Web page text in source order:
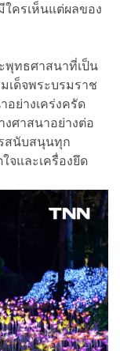
ครเห็นแต่ผลของ
ทธศาสนาที่เป็น
เด็จพระบรมราช
ย่างเคร่งครัด
ศาสนาอย่างต่อ
สนับสนุนทุก
จและเครื่องยึด